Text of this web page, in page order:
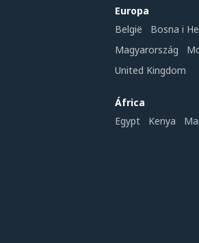
Europa
België
Bosna i
Magyarország
United Kingdom
África
Egypt
Kenya